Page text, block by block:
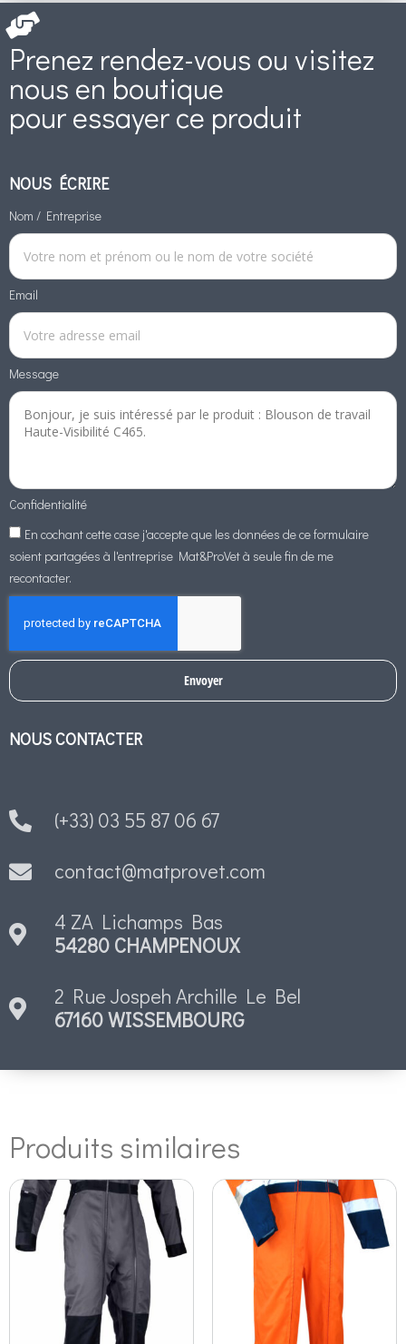
Prenez rendez-vous ou visitez
nous en boutique
pour essayer ce produit
NOUS ÉCRIRE
Nom / Entreprise
Email
Message
Confidentialité
En cochant cette case j'accepte que les données de ce formulaire
soient partagées à l'entreprise Mat&ProVet à seule fin de me
recontacter.
Envoyer
NOUS CONTACTER
(+33) 03 55 87 06 67
contact@matprovet.com
4 ZA Lichamps Bas
54280 CHAMPENOUX
2 Rue Jospeh Archille Le Bel
67160 WISSEMBOURG
Produits similaires